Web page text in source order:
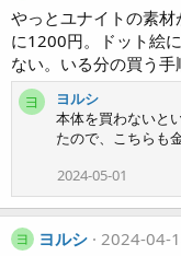
i
o
n
s
:
やっとユナイトの素
に1200円。ドット絵
ない。いる分の買う手
ヨ
ヨルシ
本体を買わないと
たので、こちらも
2024-05-01
ヨ ヨルシ 2024-04-